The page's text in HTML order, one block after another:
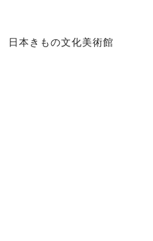
日本きもの文化美術館